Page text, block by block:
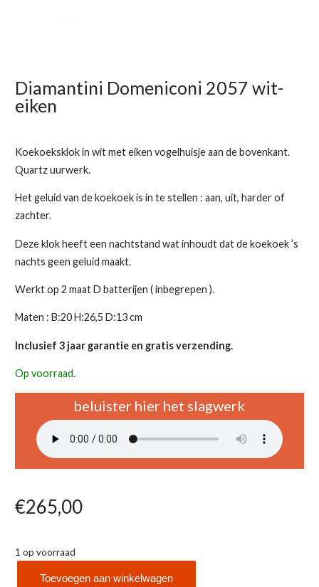
Diamantini Domeniconi 2057 wit-
eiken
Koekoeksklok in wit met eiken vogelhuisje aan de bovenkant.
Quartz uurwerk.
Het geluid van de koekoek is in te stellen : aan, uit, harder of
zachter.
Deze klok heeft een nachtstand wat inhoudt dat de koekoek ’s
nachts geen geluid maakt.
Werkt op 2 maat D batterijen ( inbegrepen ).
Maten : B:20 H:26,5 D:13 cm
Inclusief 3 jaar garantie en gratis verzending.
Op voorraad.
beluister hier het slagwerk
€265,00
1 op voorraad
Toevoegen aan winkelwagen